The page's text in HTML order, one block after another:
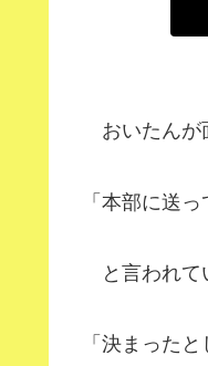
おいたんが
「本部に送
と言われて
「決まった